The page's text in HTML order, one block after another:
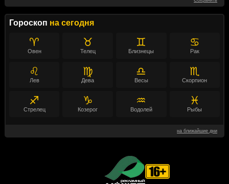
Гороскоп на сегодня
♈
Овен
♉
Телец
♊
Близнецы
♋
Рак
♌
Лев
♍
Дева
♎
Весы
♏
Скорпион
♐
Стрелец
♑
Козерог
♒
Водолей
♓
Рыбы
на ближайшие дни